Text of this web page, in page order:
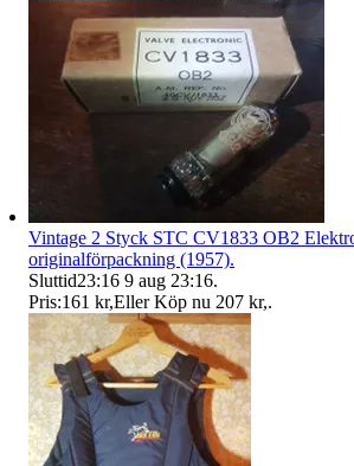
Vintage 2 Styck STC CV1833 OB2
originalförpackning (1957).
Sluttid23:16 9 aug 23:16.
Pris:161 kr,Eller Köp nu 207 kr,.